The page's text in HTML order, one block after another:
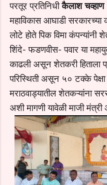
परतूर प्रतिनिधीकैलाश चव्हाण
महाविकास आघाडी सरकारच्या
लोटे होते पिक विमा
शिंदे- फडणवीस- पवार या
काढली असून शेतकरी हिताला
परिस्थिती असून ५० टक्के
मराठवाड्यातील शेतकऱ्यांना
अशी मागणी यावेळी माजी